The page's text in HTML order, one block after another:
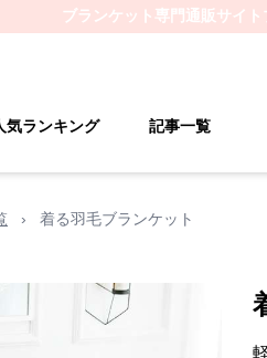
ブランケット 専門通販サイト
気ランキング 記事一覧
› 着る羽毛ブランケット